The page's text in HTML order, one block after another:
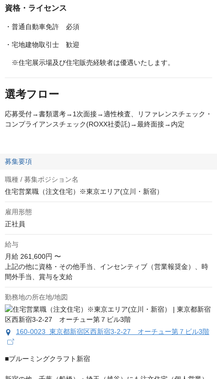
資格・ライセンス
・普通自動車免許 必須
・宅地建物取引士 歓迎
※住宅展示場及び住宅販売経験者は優遇いたします。
選考フロー
応募受付→書類選考→1次面接→適性検査、リファレンスチェック・
コンプライアンスチェック(ROXX社委託)→最終面接→内定
募集要項
職種 / 募集ポジション名
住宅営業職（注文住宅）※東京エリア(立川・新宿）
雇用形態
正社員
給与
月給 261,600円 〜
上記の他に資格・その他手当、インセンティブ（営業報奨金）、時
間外手当、賞与を支給
勤務地の所在地/地図
160-0023 東京都新宿区西新宿3-2-27 オーチュー第７ビル3階
■ブルーミングクラフト新宿